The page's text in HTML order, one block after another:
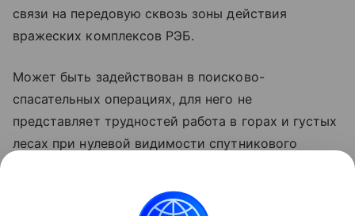
связи на передовую сквозь зоны действия
вражеских комплексов РЭБ.
Может быть задействован в поисково-
спасательных операциях, для него не
представляет трудностей работа в горах и густых
лесах при нулевой видимости спутникового
удаленные объекты топливно-энергетического
комплекса в Арктике и Сибири или провести